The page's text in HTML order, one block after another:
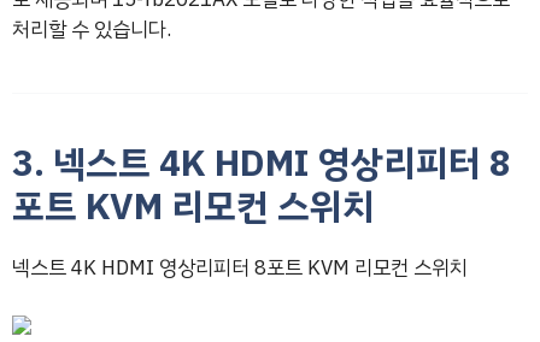
처리할 수 있습니다.
3. 넥스트 4K HDMI 영상리피터 8
포트 KVM 리모컨 스위치
넥스트 4K HDMI 영상리피터 8포트 KVM 리모컨 스위치